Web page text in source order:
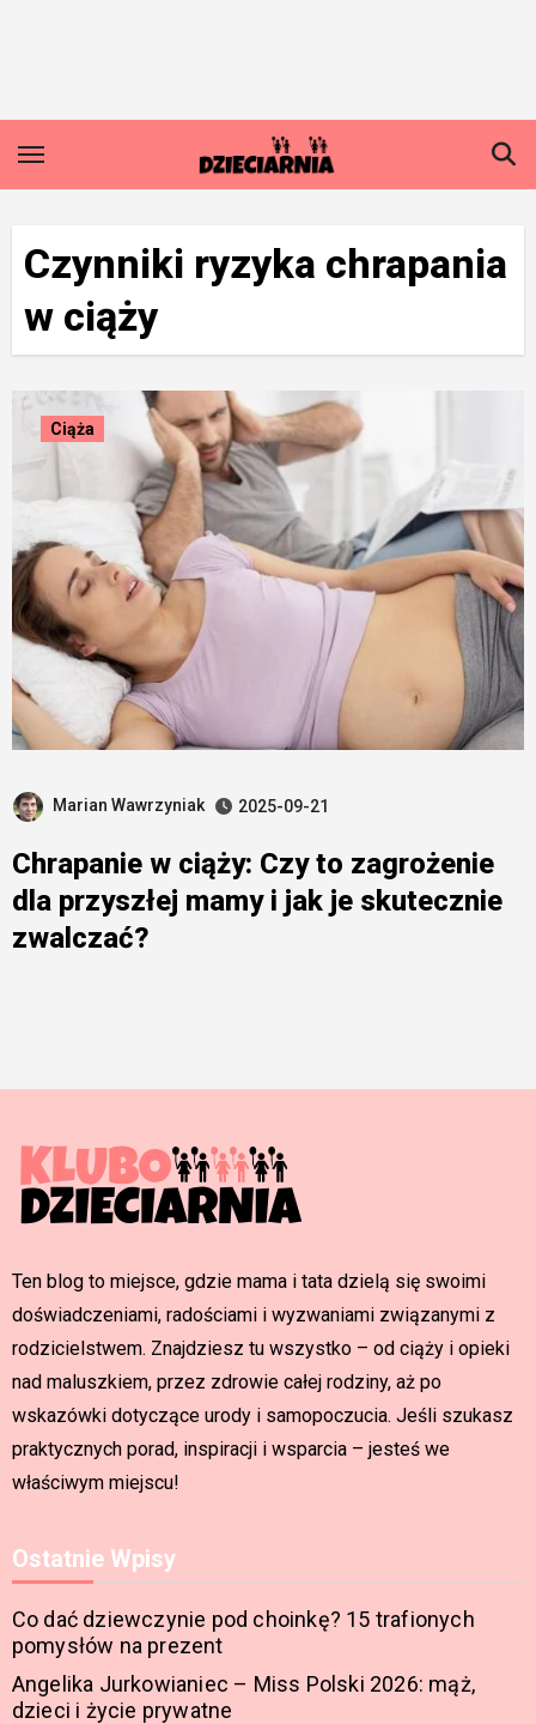
Czynniki ryzyka chrapania
w ciąży
Ciąża
Marian Wawrzyniak 2025-09-21
Chrapanie w ciąży: Czy to zagrożenie
dla przyszłej mamy i jak je skutecznie
zwalczać?
Ten blog to miejsce, gdzie mama i tata dzielą się swoimi
doświadczeniami, radościami i wyzwaniami związanymi z
rodzicielstwem. Znajdziesz tu wszystko – od ciąży i opieki
nad maluszkiem, przez zdrowie całej rodziny, aż po
wskazówki dotyczące urody i samopoczucia. Jeśli szukasz
praktycznych porad, inspiracji i wsparcia – jesteś we
właściwym miejscu!
Ostatnie Wpisy
Co dać dziewczynie pod choinkę? 15 trafionych
pomysłów na prezent
Angelika Jurkowianiec – Miss Polski 2026: mąż,
dzieci i życie prywatne